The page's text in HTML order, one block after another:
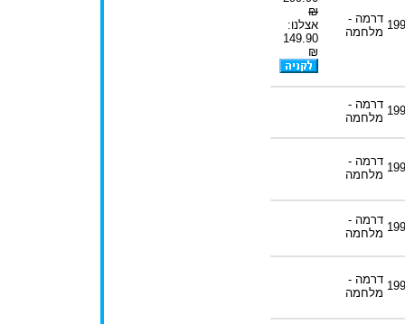
דרמה -
מלחמה
₪
אצלנו:
149.90
₪
דרמה -
מלחמה
דרמה -
מלחמה
דרמה -
מלחמה
דרמה -
מלחמה